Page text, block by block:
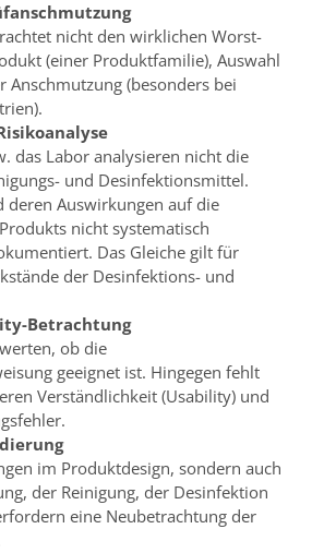
nicht den wirklichen Worst-
(einer Produktfamilie), Auswahl
Anschmutzung (besonders bei
das Labor analysieren nicht die
und Desinfektionsmittel.
deren Auswirkungen auf die
nicht systematisch
Das Gleiche gilt für
der Desinfektions- und
Betrachtung
ob die
geeignet ist. Hingegen fehlt
Verständlichkeit (Usability) und
im Produktdesign, sondern auch
der Reinigung, der Desinfektion
eine Neubetrachtung der